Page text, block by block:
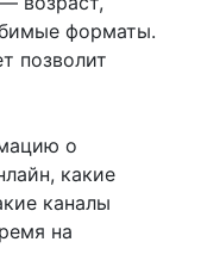
форматы.
позволит
о
какие
каналы
на